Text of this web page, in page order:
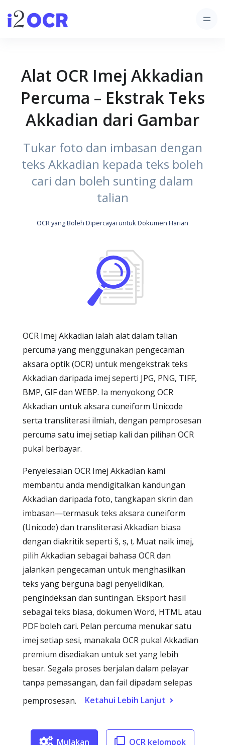
Alat OCR Imej Akkadian
Percuma – Ekstrak Teks
Akkadian dari Gambar
Tukar foto dan imbasan dengan
teks Akkadian kepada teks boleh
cari dan boleh sunting dalam
talian
OCR yang Boleh Dipercayai untuk Dokumen Harian
OCR Imej Akkadian ialah alat dalam talian
percuma yang menggunakan pengecaman
aksara optik (OCR) untuk mengekstrak teks
Akkadian daripada imej seperti JPG, PNG, TIFF,
BMP, GIF dan WEBP. Ia menyokong OCR
Akkadian untuk aksara cuneiform Unicode
serta transliterasi ilmiah, dengan pemprosesan
percuma satu imej setiap kali dan pilihan OCR
pukal berbayar.
Penyelesaian OCR Imej Akkadian kami
membantu anda mendigitalkan kandungan
Akkadian daripada foto, tangkapan skrin dan
imbasan—termasuk teks aksara cuneiform
(Unicode) dan transliterasi Akkadian biasa
dengan diakritik seperti š, ṣ, ṭ. Muat naik imej,
pilih Akkadian sebagai bahasa OCR dan
jalankan pengecaman untuk menghasilkan
teks yang berguna bagi penyelidikan,
pengindeksan dan suntingan. Eksport hasil
sebagai teks biasa, dokumen Word, HTML atau
PDF boleh cari. Pelan percuma menukar satu
imej setiap sesi, manakala OCR pukal Akkadian
premium disediakan untuk set yang lebih
besar. Segala proses berjalan dalam pelayar
tanpa pemasangan, dan fail dipadam selepas
pemprosesan.
Ketahui Lebih Lanjut
Mulakan OCR kelompok